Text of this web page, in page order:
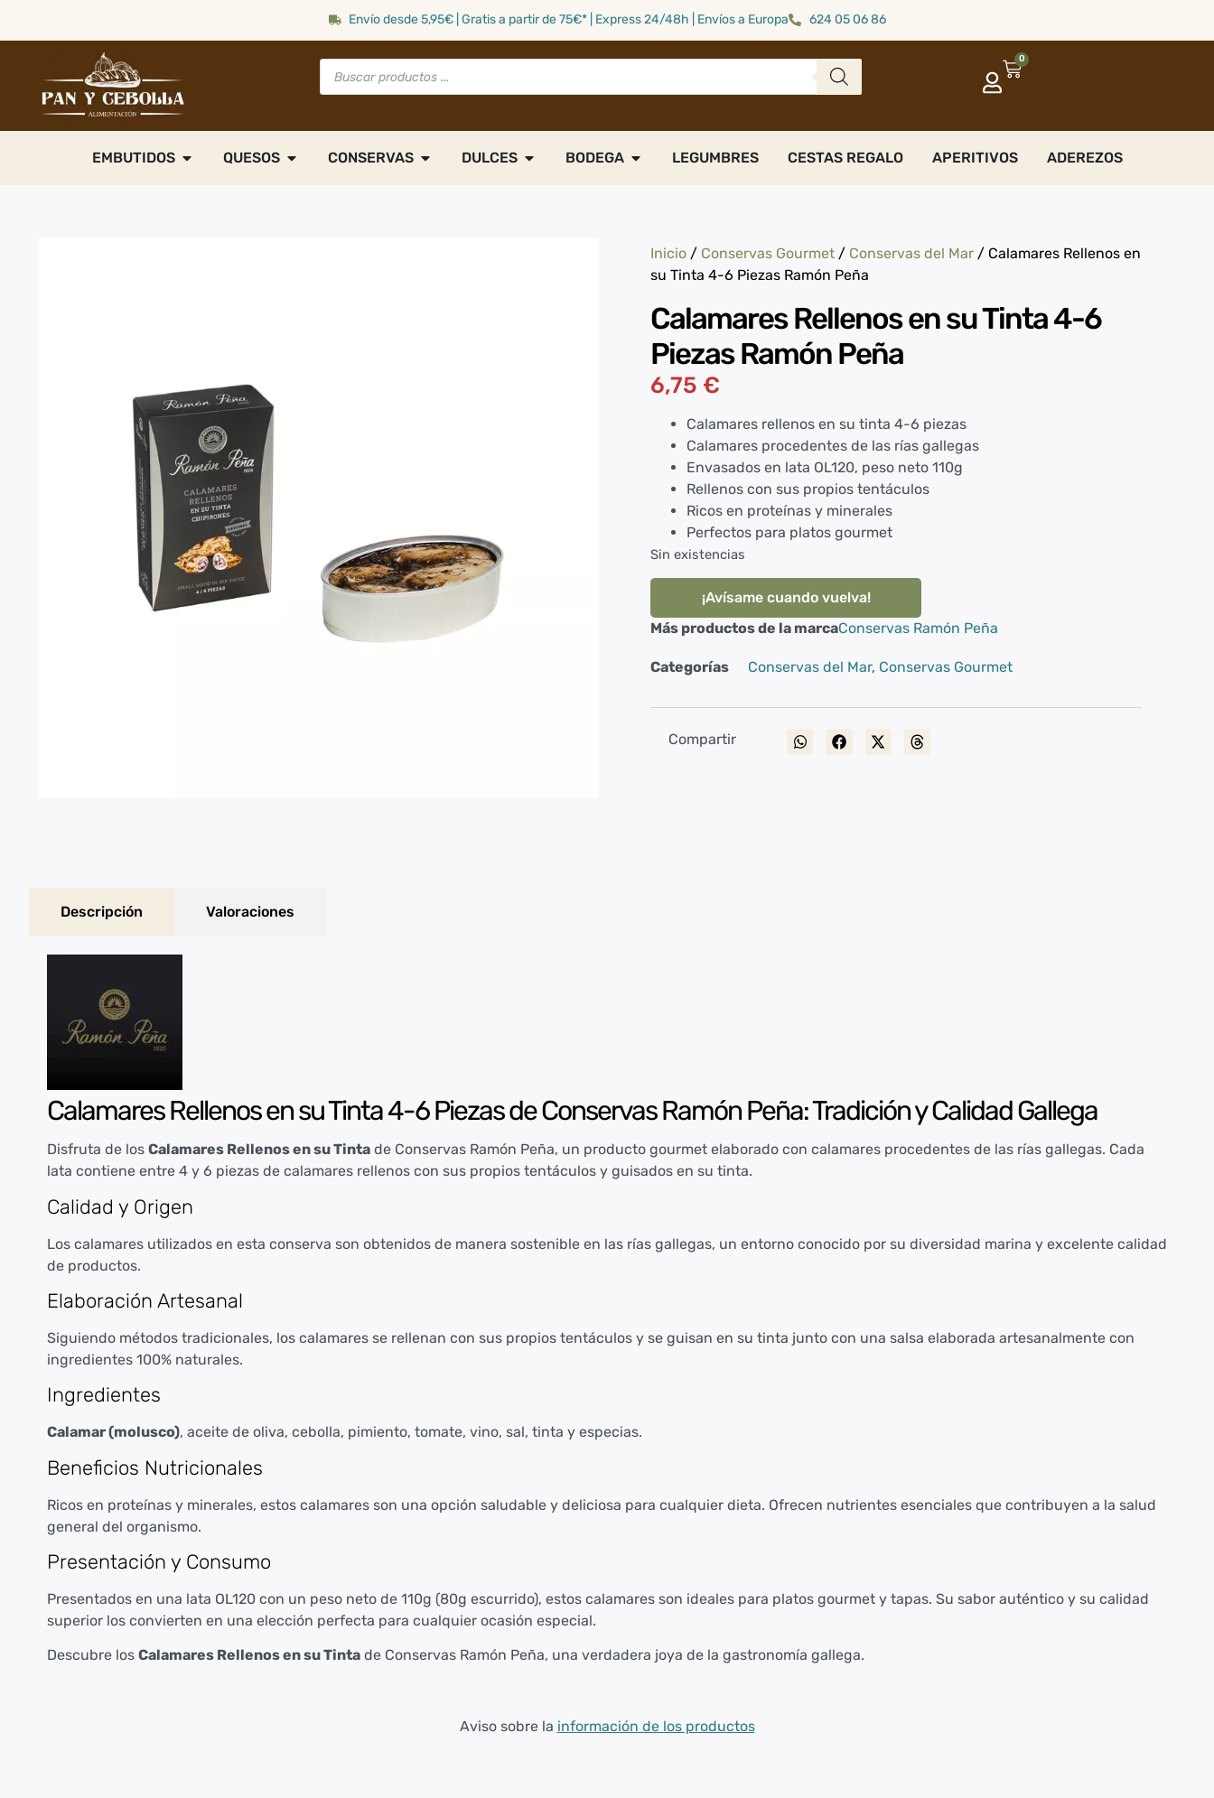
Envío desde 5,95€ | Gratis a partir de 75€* | Express 24/48h | Envíos a Europa 624 05 06 86
0
EMBUTIDOS QUESOS CONSERVAS DULCES BODEGA LEGUMBRES CESTAS REGALO APERITIVOS ADEREZOS
Inicio / Conservas Gourmet / Conservas del Mar / Calamares Rellenos en
su Tinta 4-6 Piezas Ramón Peña
Calamares Rellenos en su Tinta 4-6
Piezas Ramón Peña
6,75 €
Calamares rellenos en su tinta 4-6 piezas
Calamares procedentes de las rías gallegas
Envasados en lata OL120, peso neto 110g
Rellenos con sus propios tentáculos
Ricos en proteínas y minerales
Perfectos para platos gourmet
Sin existencias
¡Avísame cuando vuelva!
Más productos de la marcaConservas Ramón Peña
Categorías Conservas del Mar, Conservas Gourmet
Compartir
Descripción Valoraciones
Calamares Rellenos en su Tinta 4-6 Piezas de Conservas Ramón Peña: Tradición y Calidad Gallega
Disfruta de los Calamares Rellenos en su Tinta de Conservas Ramón Peña, un producto gourmet elaborado con calamares procedentes de las rías gallegas. Cada
lata contiene entre 4 y 6 piezas de calamares rellenos con sus propios tentáculos y guisados en su tinta.
Calidad y Origen
Los calamares utilizados en esta conserva son obtenidos de manera sostenible en las rías gallegas, un entorno conocido por su diversidad marina y excelente calidad
de productos.
Elaboración Artesanal
Siguiendo métodos tradicionales, los calamares se rellenan con sus propios tentáculos y se guisan en su tinta junto con una salsa elaborada artesanalmente con
ingredientes 100% naturales.
Ingredientes
Calamar (molusco), aceite de oliva, cebolla, pimiento, tomate, vino, sal, tinta y especias.
Beneficios Nutricionales
Ricos en proteínas y minerales, estos calamares son una opción saludable y deliciosa para cualquier dieta. Ofrecen nutrientes esenciales que contribuyen a la salud
general del organismo.
Presentación y Consumo
Presentados en una lata OL120 con un peso neto de 110g (80g escurrido), estos calamares son ideales para platos gourmet y tapas. Su sabor auténtico y su calidad
superior los convierten en una elección perfecta para cualquier ocasión especial.
Descubre los Calamares Rellenos en su Tinta de Conservas Ramón Peña, una verdadera joya de la gastronomía gallega.
Aviso sobre la información de los productos